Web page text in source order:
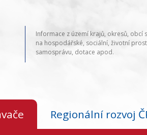
Informace z území krajů, okresů,
na hospodářské, sociální, životní
samosprávu, dotace apod.
Regionální rozvoj